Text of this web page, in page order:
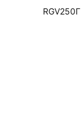
RGV250Γ